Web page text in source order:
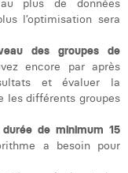
l’optimisation sera
des groupes de
encore par après
et évaluer la
les différents groupes
de minimum 15
a besoin pour